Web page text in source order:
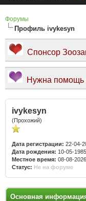
Форумы
Профиль ivykesyn
Спонсор
Нужна помощь
ivykesyn
(Прохожий)
Дата регистрации: 22-04-
Дата рождения: 10-05-
Местное время: 08-08-
Статус: Не на форуме
Основная